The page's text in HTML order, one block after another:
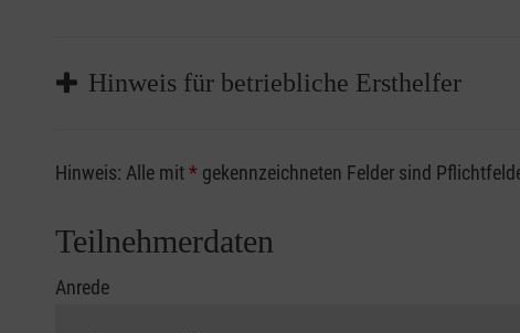
Hinweis für betriebliche Ersthelfer
Sofern Sie ein Kostenübernahmeverfahren Ihrer
vorliegen müssen. Andernfalls erfolgt eine
Hinweis: Alle mit* gekennzeichneten Felder sind
Teilnehmerdaten
Anrede